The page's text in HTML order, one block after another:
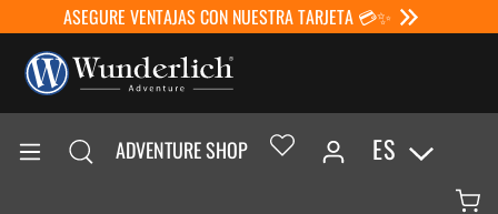
ASEGURE VENTAJAS CON NUESTRA TARJETA 💳✨
ADVENTURE SHOP ES